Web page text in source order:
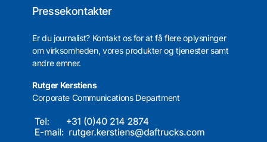
Pressekontakter
Er du journalist? Kontakt os for at få flere oplysninger
om virksomheden, vores produkter og tjenester samt
andre emner.
Rutger Kerstiens
Corporate Communications Department